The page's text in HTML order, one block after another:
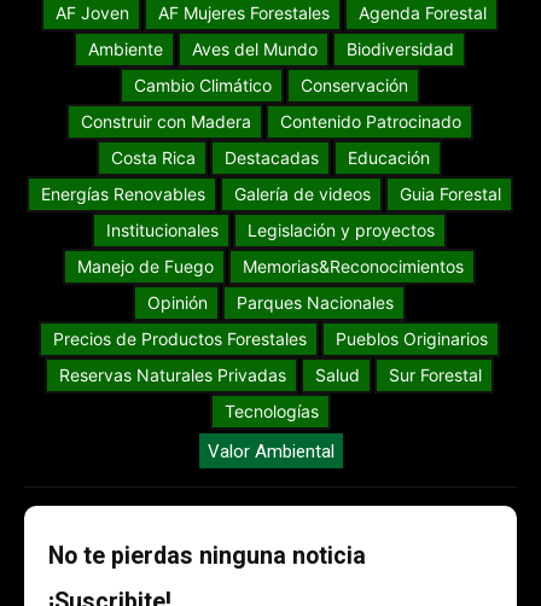
AF Joven AF Mujeres Forestales
Agenda Forestal
Ambiente
Aves del Mundo
Biodiversidad
Cambio Climático
Conservación
Construir con Madera
Contenido Patrocinado
Costa Rica
Destacadas
Educación
Energías Renovables
Galería de videos
Guia Forestal
Institucionales
Legislación y proyectos
Manejo de Fuego
Memorias&Reconocimientos
Opinión
Parques Nacionales
Precios de Productos Forestales
Pueblos Originarios
Reservas Naturales Privadas
Salud
Sur Forestal
Tecnologías
Valor Ambiental
No te pierdas ninguna noticia